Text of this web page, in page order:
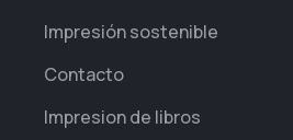
Impresión sostenible
Contacto
Impresion de libros